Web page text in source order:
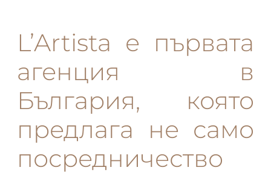
L’Artista е първата
агенция в
България, която
предлага не само
посредничество